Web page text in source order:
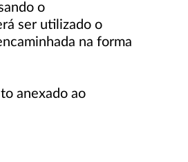
o
ser utilizado o
na forma
anexado ao